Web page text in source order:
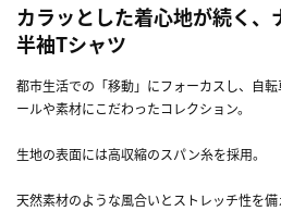
カラッとした着心地が続く、
半袖Tシャツ
都市生活での「移動」にフォーカスし、自
ールや素材にこだわったコレクション。
生地の表面には高収縮のスパン糸を採用。
天然素材のような風合いとストレッチ性を備